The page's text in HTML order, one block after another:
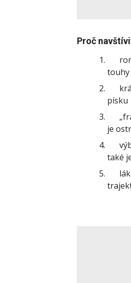
Proč
touhy
písku
je
také